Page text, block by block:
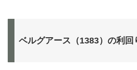
ベルグアース（1383）の利回